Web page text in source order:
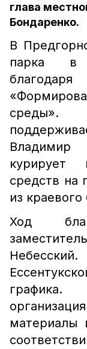
глава
Бондаренко.
В
парка в
среды».
курирует
средств на
из
Ход
материалы